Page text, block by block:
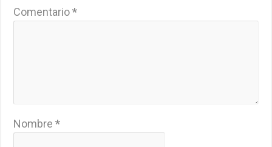
Comentario*
Nombre*